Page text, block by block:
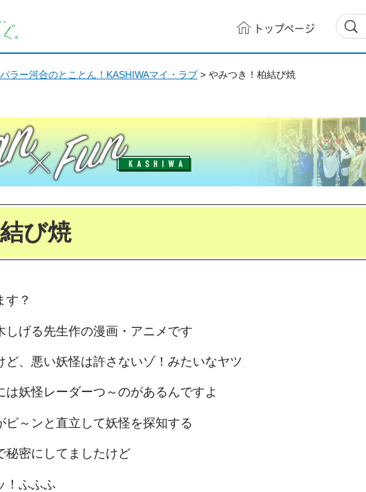
トップページ
ラー河合のとことん！KASHIWAマイ・ラブ > やみつき！柏結び焼
び焼
す？
しげる先生作の漫画・アニメです
、悪い妖怪は許さないゾ！みたいなヤツ
妖怪レーダーつ～のがあるんですよ
～ンと直立して妖怪を探知する
秘密にしてましたけど
！ふふふ